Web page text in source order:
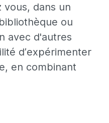
vous, dans un
ou
avec d'autres
d’expérimenter
en combinant